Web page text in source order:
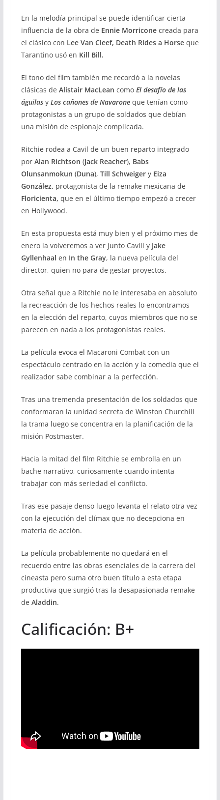
En la melodía principal se puede identificar cierta
influencia de la obra de Ennie Morriconecreada para
el clásico con Lee Van Cleef, Death Rides a Horseque
Tarantino usó en Kill Bill.
El tono del film también me recordó a la novelas
clásicas de Alistair MacLean como El desafío de las
águilas yLos cañones de Navaroneque tenían como
protagonistas a un grupo de soldados que debían
una misión de espionaje complicada.
Ritchie rodea a Cavil de un buen reparto integrado
por Alan Richtson (Jack Reacher), Babs
Olunsanmokun (Duna), Till Schweigery Eiza
González, protagonista de la remake mexicana de
Floricienta, que en el último tiempo empezó a crecer
en Hollywood.
En esta propuesta está muy bien y el próximo mes de
enero la volveremos a ver junto Cavill yJake
Gyllenhaal en In the Gray, la nueva película del
director, quien no para de gestar proyectos.
Otra señal que a Ritchie no le interesaba en absoluto
la recreacción de los hechos reales lo encontramos
en la elección del reparto, cuyos miembros que no se
parecen en nada a los protagonistas reales.
La película evoca el Macaroni Combat con un
espectáculo centrado en la acción y la comedia que el
realizador sabe combinar a la perfección.
Tras una tremenda presentación de los soldados que
conformaran la unidad secreta de Winston Churchill
la trama luego se concentra en la planificación de la
misión Postmaster.
Hacia la mitad del film Ritchie se embrolla en un
bache narrativo, curiosamente cuando intenta
trabajar con más seriedad el conflicto.
Tras ese pasaje denso luego levanta el relato otra vez
con la ejecución del clímax que no decepciona en
materia de acción.
La película probablemente no quedará en el
recuerdo entre las obras esenciales de la carrera del
cineasta pero suma otro buen título a esta etapa
productiva que surgió tras la desapasionada remake
de Aladdin.
Calificación: B+